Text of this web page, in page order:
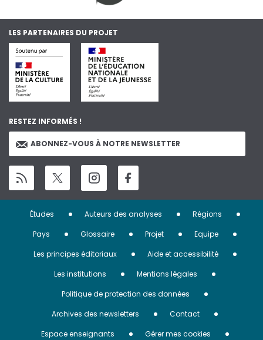
LES PARTENAIRES DU PROJET
RESTEZ INFORMÉS !
ABONNEZ-VOUS À NOTRE NEWSLETTER
Menu
Pied
page
Études Auteurs des analyses
Régions
Pays
Glossaire Projet
Equipe
Les principes éditoriaux
Aide et accessibilité
Les institutions
Mentions légales
Politique de protection des données
Archives des newsletters
Contact
Espace enseignants
Gérer mes cookies